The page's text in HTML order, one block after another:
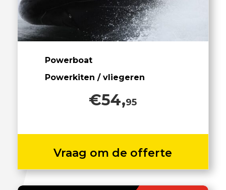
Powerboat
Powerkiten / vliegeren
€54,95
Vraag om de offerte